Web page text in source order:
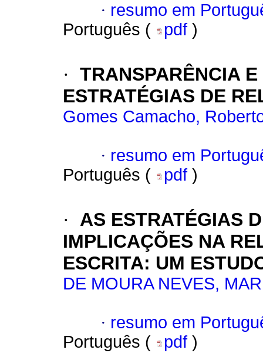
· resumo em
Português (
pdf )
· TRANSPARÊNCIA
ESTRATÉGIAS DE
Gomes Camacho,
· resumo em
Português (
pdf )
·
AS ESTRATÉGIAS
IMPLICAÇÕES NA
ESCRITA: UM
DE MOURA NEVES,
· resumo em
Português (
pdf )